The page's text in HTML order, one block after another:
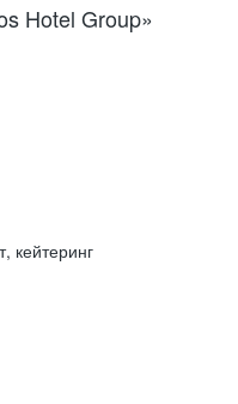
Hotel Group»
кейтеринг